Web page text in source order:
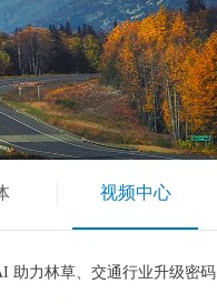
视频中心
助力林草、交通行业升级密码